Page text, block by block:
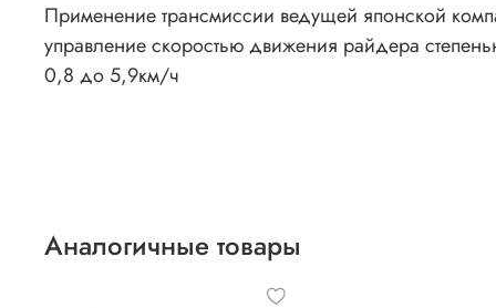
Применение трансмиссии ведущей японской
управление скоростью движения райдера
0,8 до 5,9км/ч
Аналогичные товары